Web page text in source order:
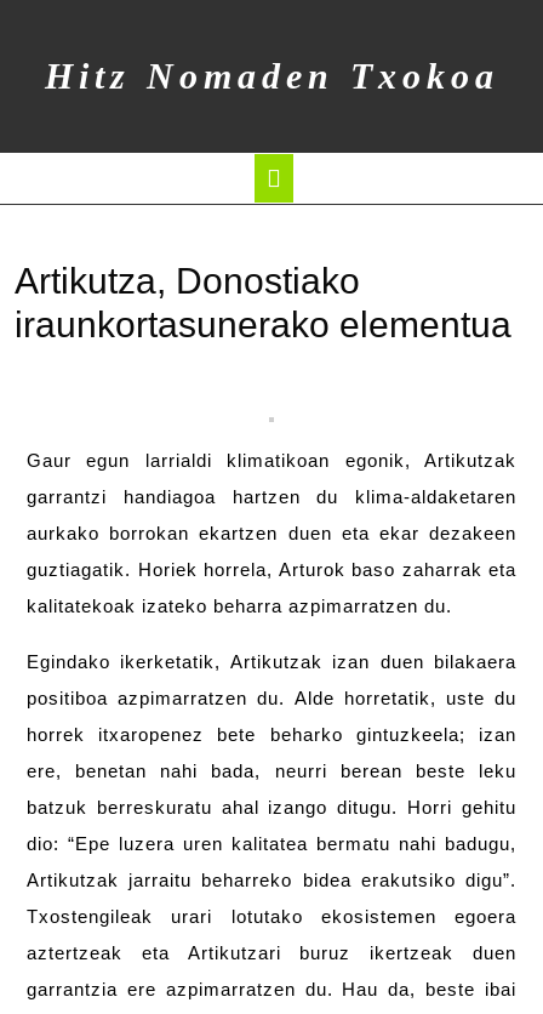
Hitz Nomaden Txokoa
Artikutza, Donostiako
iraunkortasunerako elementua
Gaur egun larrialdi klimatikoan egonik, Artikutzak
garrantzi handiagoa hartzen du klima-aldaketaren
aurkako borrokan ekartzen duen eta ekar dezakeen
guztiagatik. Horiek horrela, Arturok baso zaharrak eta
kalitatekoak izateko beharra azpimarratzen du.
Egindako ikerketatik, Artikutzak izan duen bilakaera
positiboa azpimarratzen du. Alde horretatik, uste du
horrek itxaropenez bete beharko gintuzkeela; izan
ere, benetan nahi bada, neurri berean beste leku
batzuk berreskuratu ahal izango ditugu. Horri gehitu
dio: “Epe luzera uren kalitatea bermatu nahi badugu,
Artikutzak jarraitu beharreko bidea erakutsiko digu”.
Txostengileak urari lotutako ekosistemen egoera
aztertzeak eta Artikutzari buruz ikertzeak duen
garrantzia ere azpimarratzen du. Hau da, beste ibai